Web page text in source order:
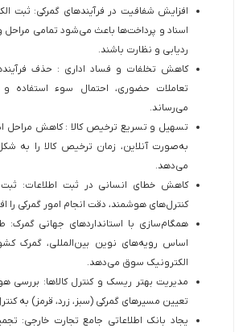
افزایش شفافیت در فرآیندهای گمرکی: ثبت
اسناد و پرداخت‌ها باعث می‌شود تمامی مراحل
ردیابی و نظارت باشند.
کاهش تخلفات و فساد اداری : حذف
تعاملات حضوری، احتمال سوء استفاده
می‌رساند.
تسهیل و تسریع ترخیص کالا : کاهش مراحل
به‌صورت آنلاین، زمان ترخیص کالا را به
می‌دهد.
کاهش خطای انسانی در ثبت اطلاعات:
کنترل‌های هوشمند، دقت انجام امور گمرکی را
اساس رویه‌های نوین بین‌المللی، گمرک
الکترونیک سوق می‌دهد.
مدیریت بهتر ریسک و کنترل کالاها: بررسی
تعیین مسیرهای گمرکی (سبز، زرد، قرمز) به
یجاد بانک اطلاعاتی جامع تجارت خارجی: